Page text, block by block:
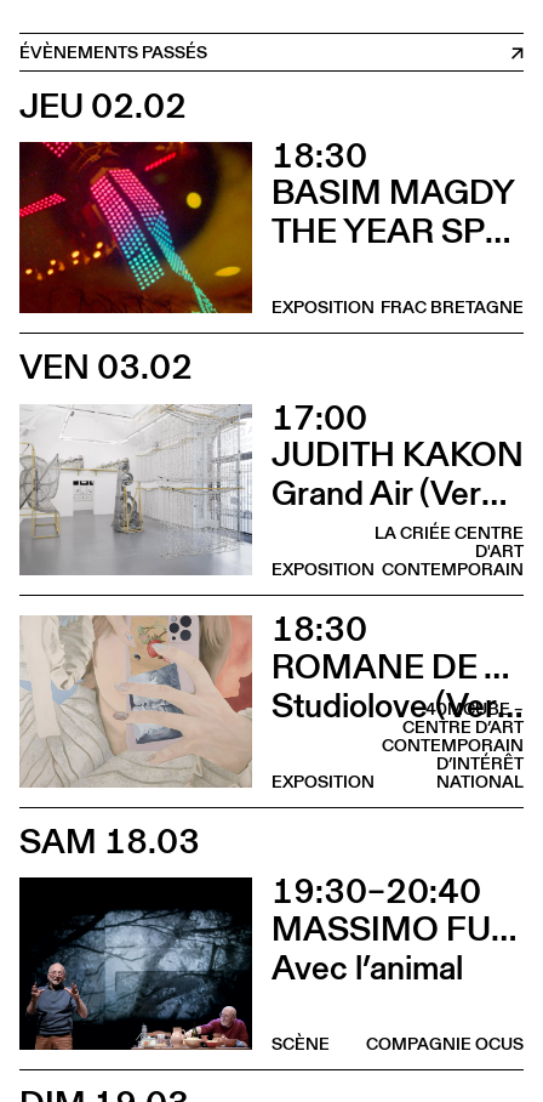
ÉVÈNEMENTS PASSÉS
JEU 02.02
18:30
BASIM MAGDY
THE YEAR SPRING ARRIVED IN SEPTEMBER (Vernissage)
FRAC BRETAGNE
EXPOSITION
VEN 03.02
17:00
JUDITH KAKON
Grand Air (Vernissage)
LA CRIÉE CENTRE
D'ART
CONTEMPORAIN
EXPOSITION
18:30
ROMANE DE WATTEVILLE
Studiolove (Vernissage)
40MCUBE –
CENTRE D’ART
CONTEMPORAIN
D’INTÉRÊT
NATIONAL
EXPOSITION
SAM 18.03
19:30–20:40
MASSIMO FURLAN & CLAIRE DE RIBAUPIERRE
Avec l’animal
COMPAGNIE OCUS
SCÈNE